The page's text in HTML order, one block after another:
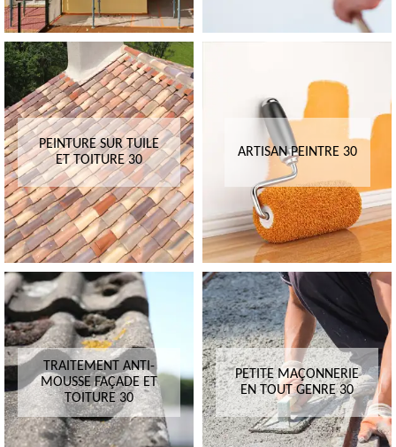
PEINTURE SUR TUILE
ET TOITURE 30
ARTISAN PEINTRE 30
TRAITEMENT ANTI-
MOUSSE FAÇADE ET
TOITURE 30
PETITE MAÇONNERIE
EN TOUT GENRE 30